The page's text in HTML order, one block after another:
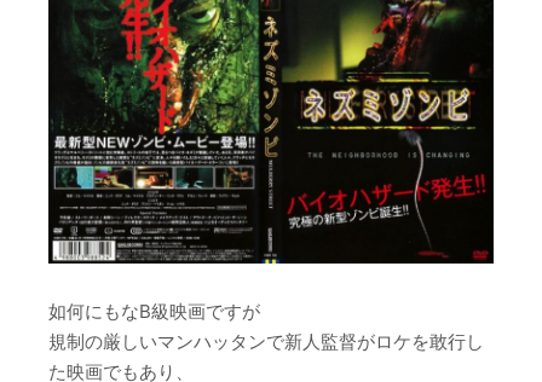
如何にもなB級映画ですが
規制の厳しいマンハッタンで新人監督がロケを敢行し
た映画でもあり、